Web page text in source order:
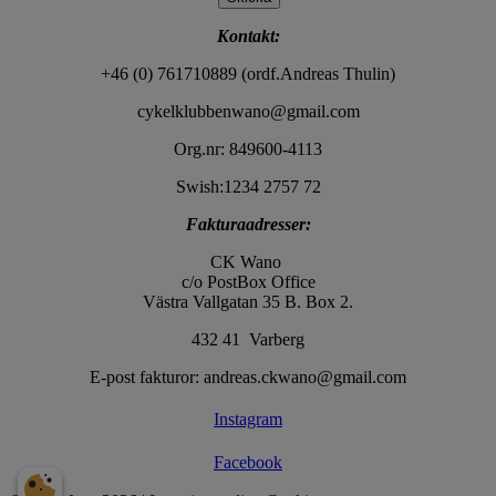
Kontakt:
+46 (0) 761710889 (ordf.Andreas Thulin)
cykelklubbenwano@gmail.com
Org.nr: 849600-4113
Swish:1234 2757 72
Fakturaadresser:
CK Wano
c/o PostBox Office
Västra Vallgatan 35 B. Box 2.
432 41 Varberg
E-post fakturor: andreas.ckwano@gmail.com
Instagram
Facebook